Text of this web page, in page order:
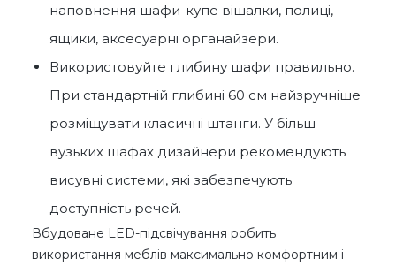
наповнення шафи-купе вішалки, полиці,
ящики, аксесуарні органайзери.
Використовуйте глибину шафи правильно.
При стандартній глибині 60 см найзручніше
розміщувати класичні штанги. У більш
вузьких шафах дизайнери рекомендують
висувні системи, які забезпечують
доступність речей.
Вбудоване LED-підсвічування робить
використання меблів максимально комфортним і